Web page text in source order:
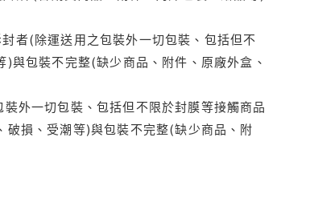
者(除運送用之包裝外一切包裝、包括但不
與包裝不完整(缺少商品、附件、原廠外盒、
外一切包裝、包括但不限於封膜等接觸商品
損、受潮等)與包裝不完整(缺少商品、附